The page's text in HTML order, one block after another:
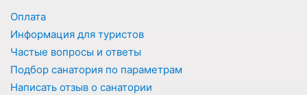
Оплата
Информация для туристов
Частые вопросы и ответы
Подбор санатория по параметрам
Написать отзыв о санатории